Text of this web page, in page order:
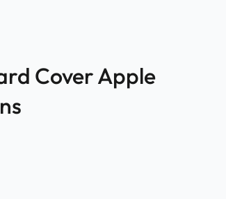
Cover Apple